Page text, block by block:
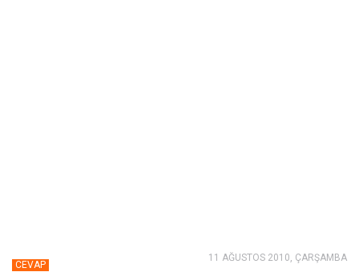
CEVAP
11 AĞUSTOS 2010, ÇARŞAMBA